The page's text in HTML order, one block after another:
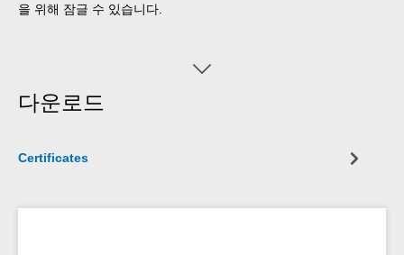
을 위해 잠글 수 있습니다.
다운로드
Certificates